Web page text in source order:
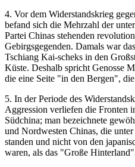
4. Vor dem Widerstandskrieg
befand sich die Mehrzahl der
Partei Chinas stehenden
Gebirgsgegenden. Damals war
Tschiang Kai-scheks in den
Küste. Deshalb spricht Genosse
die eine Seite "in den Bergen",
5. In der Periode des
Aggression verliefen die Fronten
Südchina; man bezeichnete
und Nordwesten Chinas, die
standen und nicht von den
waren, als das "Große